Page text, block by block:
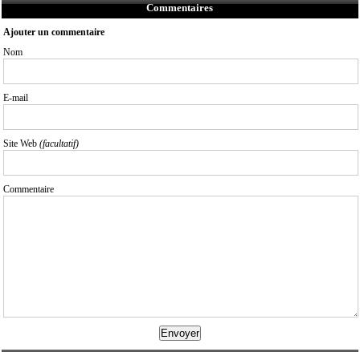
Commentaires
Ajouter un commentaire
Nom
E-mail
Site Web (facultatif)
Commentaire